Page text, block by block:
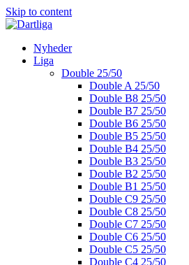
Skip to content
Nyheder
Liga
Double 25/50
Double A 25/50
Double B8 25/50
Double B7 25/50
Double B6 25/50
Double B5 25/50
Double B4 25/50
Double B3 25/50
Double B2 25/50
Double B1 25/50
Double C9 25/50
Double C8 25/50
Double C7 25/50
Double C6 25/50
Double C5 25/50
Double C4 25/50